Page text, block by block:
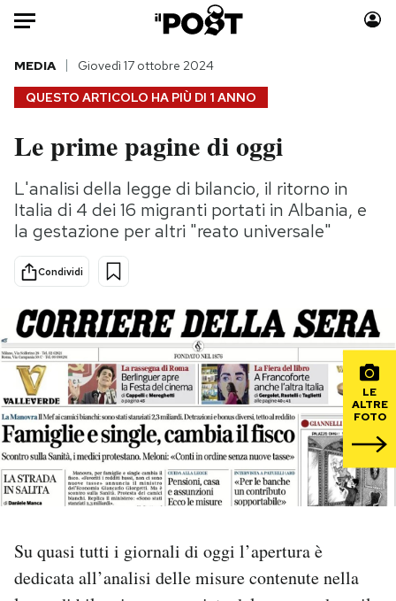
Auto
HOME
Italia
Politica
Tecnologia
Scienza
Economia
Sport
Moda
Consumismi
Storie/Idee
Altrecose
Mondiali calcio 2026
PODCAST
NEWSLETTER
I MIEI PREFERITI
QUESTO ARTICOLO HA PIÙ DI 1 ANNO
MEDIA Giovedì 17 ottobre 2024
Le prime pagine di oggi
L'analisi della legge di bilancio, il ritorno in
Italia di 4 dei 16 migranti portati in Albania, e
la gestazione per altri "reato universale"
Condividi
LE
ALTRE
FOTO
Su quasi tutti i giornali di oggi l’apertura è
dedicata all’analisi delle misure contenute nella